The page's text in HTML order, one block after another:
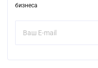
бизнеса